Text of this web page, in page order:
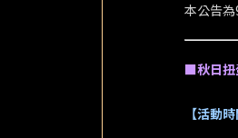
本公告
■秋日扭
【活動